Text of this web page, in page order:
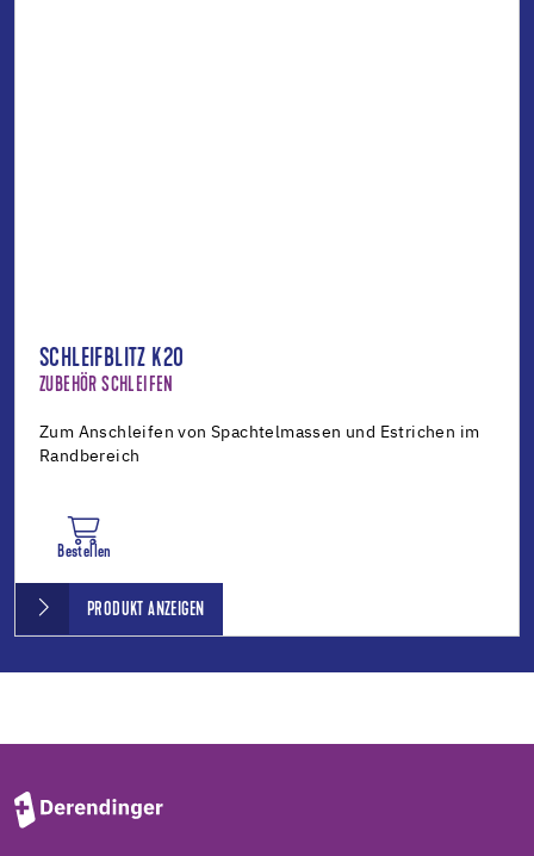
SCHLEIFBLITZ K20
ZUBEHÖR SCHLEIFEN
Zum Anschleifen von Spachtelmassen und Estrichen im
Randbereich
Bestellen
PRODUKT ANZEIGEN